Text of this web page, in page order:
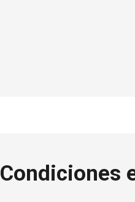
Condiciones